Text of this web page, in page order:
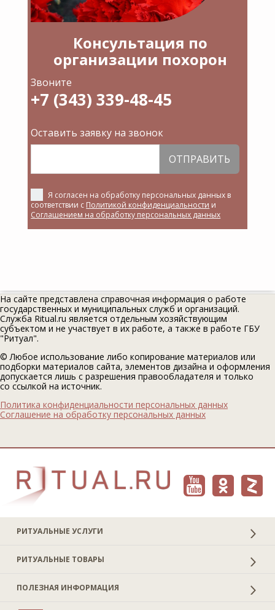
Консультация по
организации похорон
Звоните
+7 (343) 339-48-45
Оставить заявку на звонок
ОТПРАВИТЬ
Я согласен на обработку персональных данных в
соответствии с Политикой конфиденциальности и
Соглашением на обработку персональных данных
РИТУАЛЬНЫЕ УСЛУГИ
РИТУАЛЬНЫЕ ТОВАРЫ
ПОЛЕЗНАЯ ИНФОРМАЦИЯ
На сайте представлена справочная информация о работе
государственных и муниципальных служб и организаций.
Служба Ritual.ru является отдельным хозяйствующим
субъектом и не участвует в их работе, а также в работе ГБУ
"Ритуал".
© Любое использование либо копирование материалов или
подборки материалов сайта, элементов дизайна и оформления
допускается лишь с разрешения правообладателя и только
со ссылкой на источник.
Политика конфиденциальности персональных данных
Соглашение на обработку персональных данных